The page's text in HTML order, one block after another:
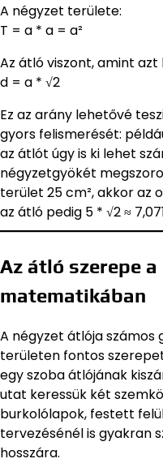
A négyzet területe:
T = a * a = a²
Az átló viszont, amint
d = a * √2
Ez az arány lehetővé
gyors felismerését:
az átlót úgy is ki lehet
négyzetgyökét
terület 25 cm², akkor az
az átló pedig 5 * √2 ≈
Az átló szerepe
matematikában
A négyzet átlója számos
területen fontos
egy szoba átlójának
utat keressük két
burkolólapok, festett
tervezésénél is gyakran
hosszára.